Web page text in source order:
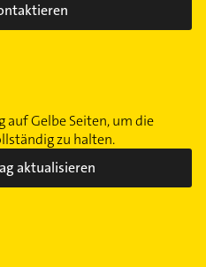
auf Gelbe Seiten, um die
zu halten.
aktualisieren